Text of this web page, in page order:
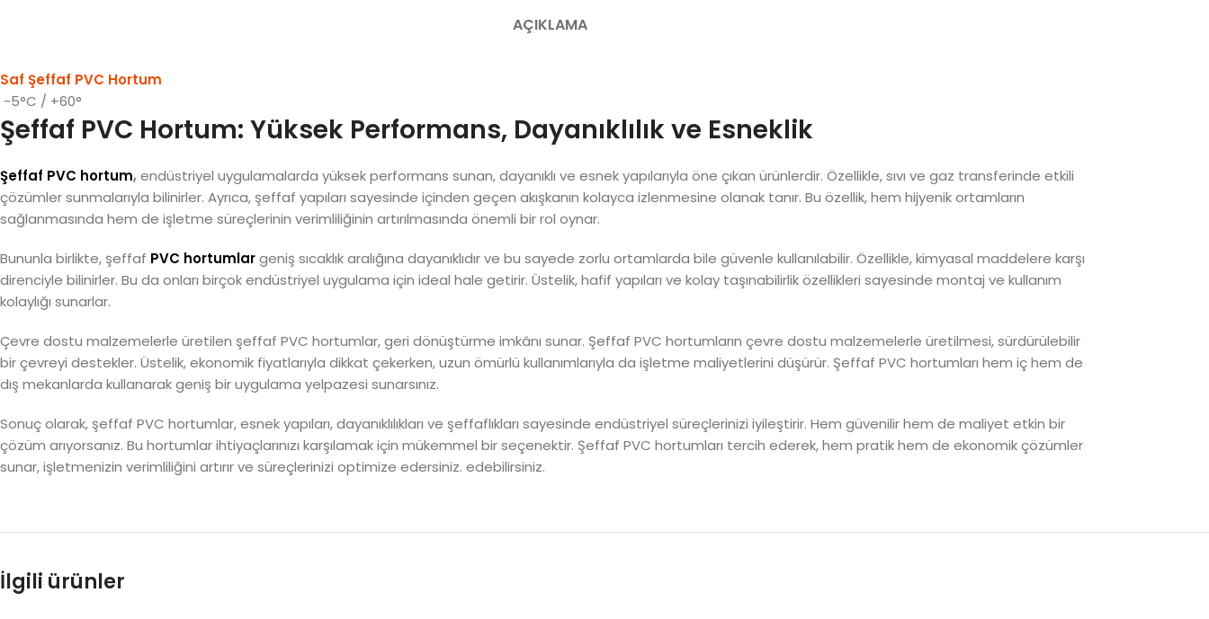
AÇIKLAMA
Saf Şeffaf PVC Hortum
-5°C / +60°
Şeffaf PVC Hortum: Yüksek Performans, Dayanıklılık ve Esneklik
Şeffaf PVC hortum, endüstriyel uygulamalarda yüksek performans sunan, dayanıklı ve esnek yapılarıyla öne çıkan ürünlerdir. Özellikle, sıvı ve gaz transferinde etkili
çözümler sunmalarıyla bilinirler. Ayrıca, şeffaf yapıları sayesinde içinden geçen akışkanın kolayca izlenmesine olanak tanır. Bu özellik, hem hijyenik ortamların
sağlanmasında hem de işletme süreçlerinin verimliliğinin artırılmasında önemli bir rol oynar.
Bununla birlikte, şeffaf PVC hortumlargeniş sıcaklık aralığına dayanıklıdır ve bu sayede zorlu ortamlarda bile güvenle kullanılabilir. Özellikle, kimyasal maddelere karşı
direnciyle bilinirler. Bu da onları birçok endüstriyel uygulama için ideal hale getirir. Üstelik, hafif yapıları ve kolay taşınabilirlik özellikleri sayesinde montaj ve kullanım
kolaylığı sunarlar.
Çevre dostu malzemelerle üretilen şeffaf PVC hortumlar, geri dönüştürme imkânı sunar. Şeffaf PVC hortumların çevre dostu malzemelerle üretilmesi, sürdürülebilir
bir çevreyi destekler. Üstelik, ekonomik fiyatlarıyla dikkat çekerken, uzun ömürlü kullanımlarıyla da işletme maliyetlerini düşürür. Şeffaf PVC hortumları hem iç hem de
dış mekanlarda kullanarak geniş bir uygulama yelpazesi sunarsınız.
Sonuç olarak, şeffaf PVC hortumlar, esnek yapıları, dayanıklılıkları ve şeffaflıkları sayesinde endüstriyel süreçlerinizi iyileştirir. Hem güvenilir hem de maliyet etkin bir
çözüm arıyorsanız. Bu hortumlar ihtiyaçlarınızı karşılamak için mükemmel bir seçenektir. Şeffaf PVC hortumları tercih ederek, hem pratik hem de ekonomik çözümler
sunar, işletmenizin verimliliğini artırır ve süreçlerinizi optimize edersiniz. edebilirsiniz.
İlgili ürünler